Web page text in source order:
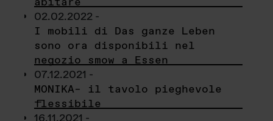
02.02.2022 -
I mobili di Das ganze Leben
sono ora disponibili nel
negozio smow a Essen
07.12.2021 -
MONIKA– il tavolo pieghevole
flessibile
16.11.2021 -